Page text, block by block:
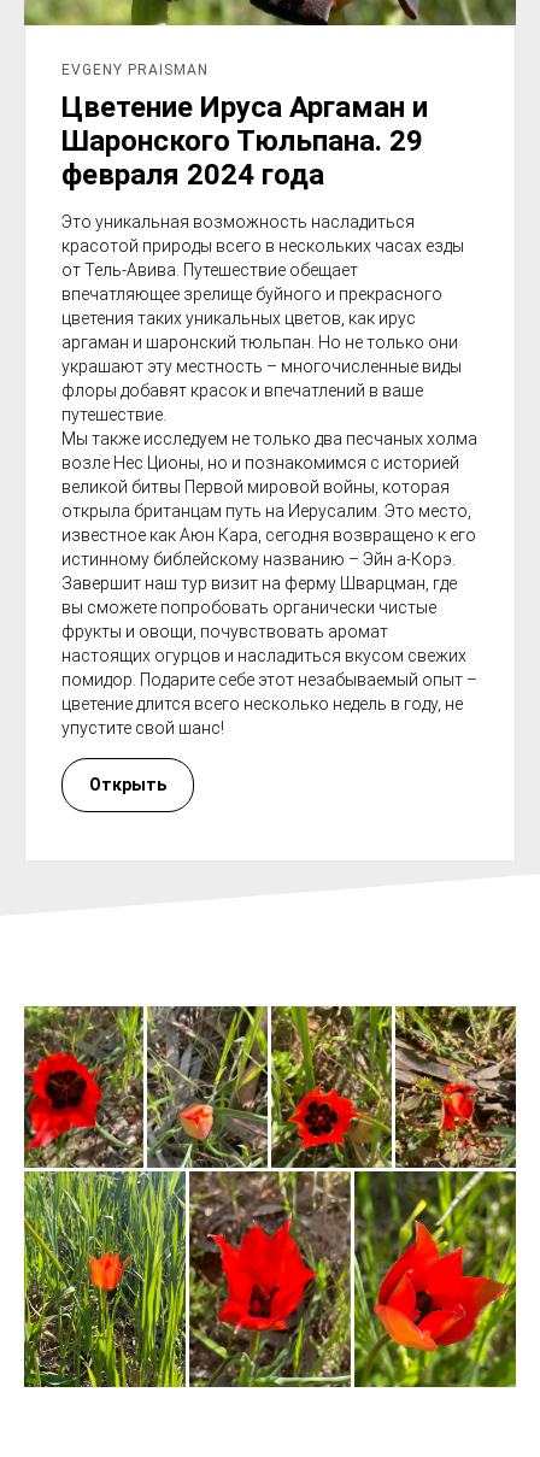
EVGENY PRAISMAN
Цветение Ируса Аргаман и
Шаронского Тюльпана. 29
февраля 2024 года
Это уникальная возможность насладиться
красотой природы всего в нескольких часах езды
от Тель-Авива. Путешествие обещает
впечатляющее зрелище буйного и прекрасного
цветения таких уникальных цветов, как ирус
аргаман и шаронский тюльпан. Но не только они
украшают эту местность – многочисленные виды
флоры добавят красок и впечатлений в ваше
путешествие.
Мы также исследуем не только два песчаных холма
возле Нес Ционы, но и познакомимся с историей
великой битвы Первой мировой войны, которая
открыла британцам путь на Иерусалим. Это место,
известное как Аюн Кара, сегодня возвращено к его
истинному библейскому названию – Эйн а-Корэ.
Завершит наш тур визит на ферму Шварцман, где
вы сможете попробовать органически чистые
фрукты и овощи, почувствовать аромат
настоящих огурцов и насладиться вкусом свежих
помидор. Подарите себе этот незабываемый опыт –
цветение длится всего несколько недель в году, не
упустите свой шанс!
Открыть